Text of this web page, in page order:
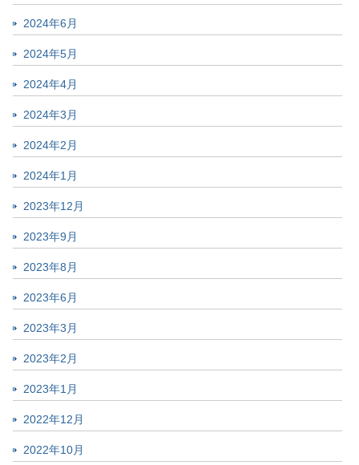
2024年6月
2024年5月
2024年4月
2024年3月
2024年2月
2024年1月
2023年12月
2023年9月
2023年8月
2023年6月
2023年3月
2023年2月
2023年1月
2022年12月
2022年10月